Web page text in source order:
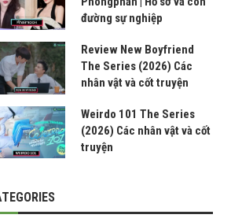
đường sự nghiệp
Review New Boyfriend
The Series (2026) Các
nhân vật và cốt truyện
Weirdo 101 The Series
(2026) Các nhân vật và cốt
truyện